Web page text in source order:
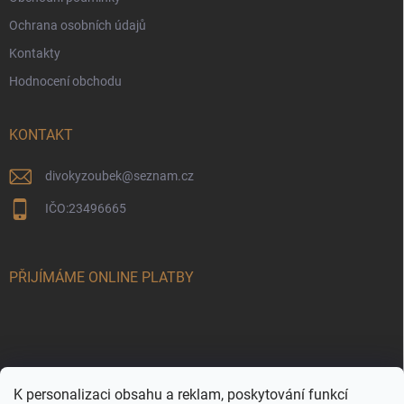
K personalizaci obsahu a reklam, poskytování funkcí
Ochrana osobních údajů
Kontakty
Hodnocení obchodu
KONTAKT
divokyzoubek@seznam.cz
IČO:23496665
PŘIJÍMÁME ONLINE PLATBY